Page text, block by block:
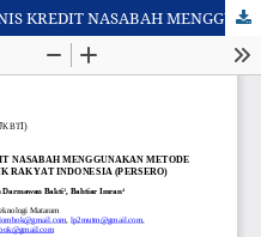
SISTEM PAKAR PEMILIHAN JENIS KREDIT NASABAH MENGGUNAKAN METODE FORWARD CHAINING PADA PT. BANK RAKYAT INDONESIA (PERSERO)